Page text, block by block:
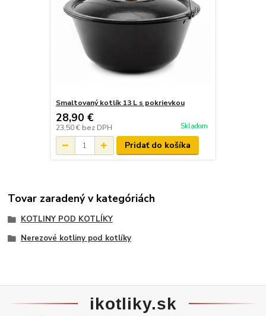
Smaltovaný kotlík 13 L s pokrievkou
28,90 €
23,50 € bez DPH Skladom
Pridať do košíka
Tovar zaradený v kategóriách
KOTLINY POD KOTLÍKY
Nerezové kotliny pod kotlíky
ikotliky.sk